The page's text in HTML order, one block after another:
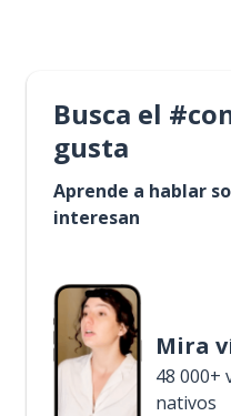
Busca el
gusta
Aprende a hablar
interesan
Mira
48 000+
nativos